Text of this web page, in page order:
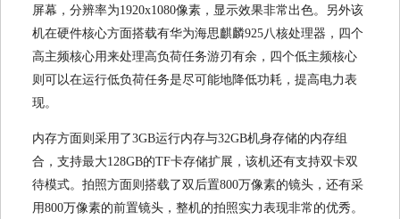
屏幕，分辨率为1920x1080像素，显示效果非常出色。另外该
机在硬件核心方面搭载有华为海思麒麟925八核处理器，四个
高主频核心用来处理高负荷任务游刃有余，四个低主频核心
则可以在运行低负荷任务是尽可能地降低功耗，提高电力表
现。
内存方面则采用了3GB运行内存与32GB机身存储的内存组
合，支持最大128GB的TF卡存储扩展，该机还有支持双卡双
待模式。拍照方面则搭载了双后置800万像素的镜头，还有采
用800万像素的前置镜头，整机的拍照实力表现非常的优秀。